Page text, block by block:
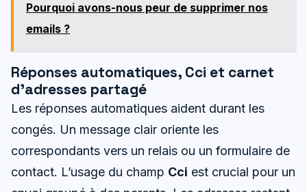
Pourquoi avons-nous peur de supprimer nos
emails ?
Réponses automatiques, Cci et carnet
d’adresses partagé
Les réponses automatiques aident durant les
congés. Un message clair oriente les
correspondants vers un relais ou un formulaire de
contact. L’usage du champ Cci est crucial pour un